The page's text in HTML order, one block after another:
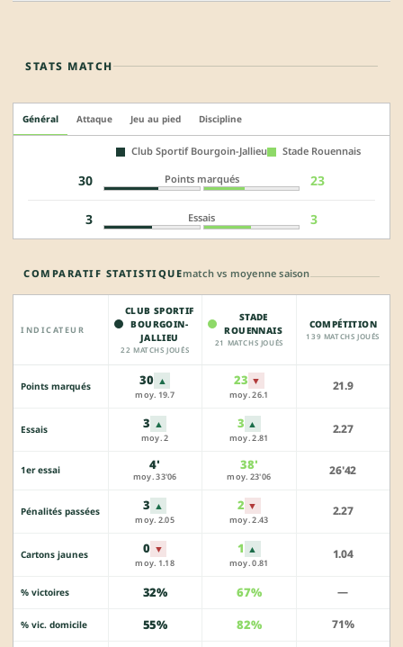
STATS MATCH
Général Attaque Jeu au pied Discipline
Club Sportif Bourgoin-Jallieu Stade Rouennais
30 Points marqués 23
3 Essais 3
COMPARATIF STATISTIQUEmatch vs moyenne saison
INDICATEUR
CLUB SPORTIF
BOURGOIN-
JALLIEU
22 MATCHS JOUÉS
STADE
ROUENNAIS
21 MATCHS JOUÉS
COMPÉTITION
139 MATCHS JOUÉS
Points marqués 30 ▲
moy. 19.7
23 ▼
moy. 26.1
21.9
Essais 3 ▲
moy. 2
3 ▲
moy. 2.81
2.27
1er essai 4'
moy. 33'06
38'
moy. 23'06 26'42
Pénalités passées 3 ▲
moy. 2.05
2 ▼
moy. 2.43
2.27
Cartons jaunes 0 ▼
moy. 1.18
1 ▲
moy. 0.81
1.04
% victoires 32% 67% —
% vic. domicile 55% 82% 71%